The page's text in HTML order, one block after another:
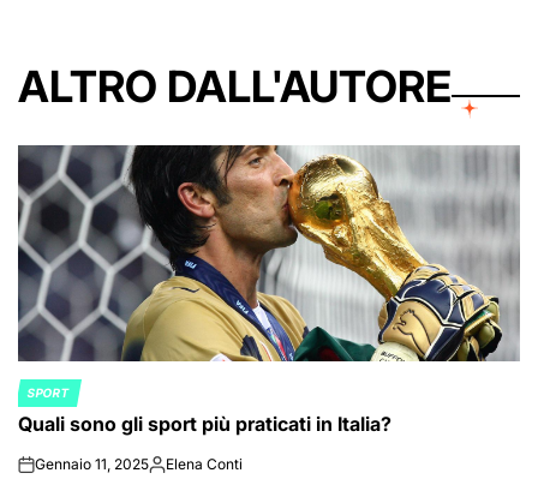
ALTRO DALL'AUTORE
POSTED
IN
SPORT
Quali sono gli sport più praticati in Italia?
onGennaio 11, 2025Posted
Elena Conti